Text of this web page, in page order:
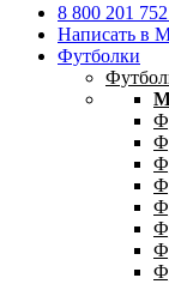
8 800 201
Написать в
Футболки